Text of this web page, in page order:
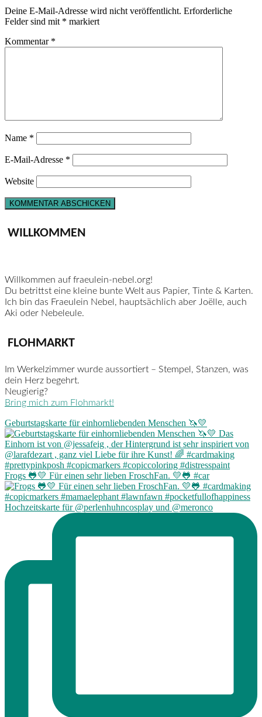
Deine E-Mail-Adresse wird nicht veröffentlicht. Erforderliche
Felder sind mit * markiert
Kommentar *
Name *
E-Mail-Adresse *
Website
WILLKOMMEN
Willkommen auf fraeulein-nebel.org!
Du betrittst eine kleine bunte Welt aus Papier, Tinte & Karten.
Ich bin das Fraeulein Nebel, hauptsächlich aber Joëlle, auch
Aki oder Nebeleule.
FLOHMARKT
Im Werkelzimmer wurde aussortiert – Stempel, Stanzen, was
dein Herz begehrt.
Neugierig?
Bring mich zum Flohmarkt!
Geburtstagskarte für einhornliebenden Menschen 🦄💛
Frogs 🐸💛 Für einen sehr lieben FroschFan. 💛🐸 #car
Hochzeitskarte für @perlenhuhncosplay und @meronco